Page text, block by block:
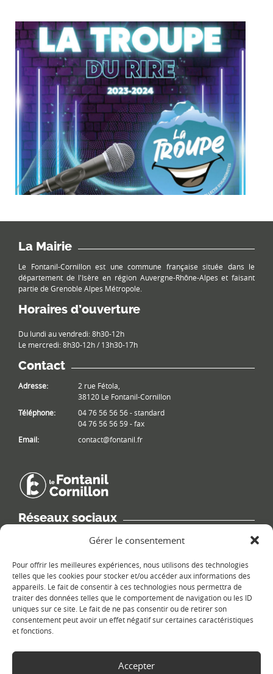
Gérer le consentement
Pour offrir les meilleures expériences, nous utilisons des technologies
telles que les cookies pour stocker et/ou accéder aux informations des
appareils. Le fait de consentir à ces technologies nous permettra de
traiter des données telles que le comportement de navigation ou les ID
uniques sur ce site. Le fait de ne pas consentir ou de retirer son
consentement peut avoir un effet négatif sur certaines caractéristiques
et fonctions.
Accepter
La Mairie
Le Fontanil-Cornillon est une commune française située dans le
département de l'Isère en région Auvergne-Rhône-Alpes et faisant
partie de Grenoble Alpes Métropole.
Horaires d’ouverture
Du lundi au vendredi: 8h30-12h
Le mercredi: 8h30-12h / 13h30-17h
Contact
Adresse:
2 rue Fétola,
38120 Le Fontanil-Cornillon
Téléphone:
04 76 56 56 56 - standard
04 76 56 56 59 - fax
Email:
contact@fontanil.fr
Réseaux sociaux
Retrouvez les informations de la commune sur différents réseaux
Le plan du site